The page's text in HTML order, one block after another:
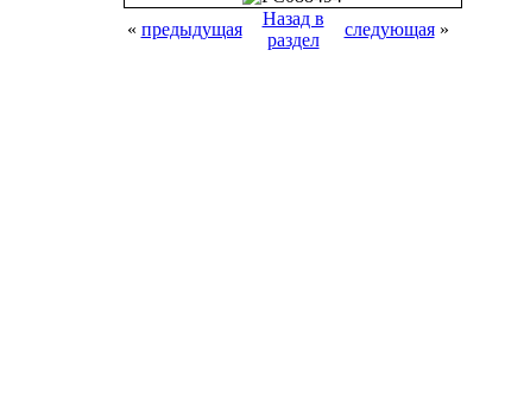
« предыдущая
Назад в
раздел
следующая»